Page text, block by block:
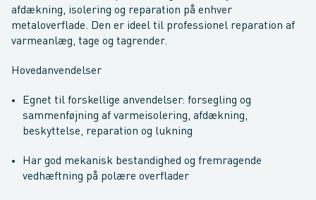
afdækning, isolering og reparation på enhver
metaloverflade. Den er ideel til professionel reparation af
varmeanlæg, tage og tagrender.
Hovedanvendelser
Egnet til forskellige anvendelser: forsegling og
sammenføjning af varmeisolering, afdækning,
beskyttelse, reparation og lukning
Har god mekanisk bestandighed og fremragende
vedhæftning på polære overflader